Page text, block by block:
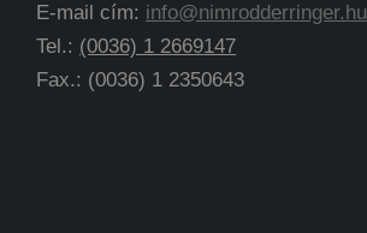
E-mail cím: info@nimrodderringer.hu
Tel.: (0036) 1 2669147
Fax.: (0036) 1 2350643